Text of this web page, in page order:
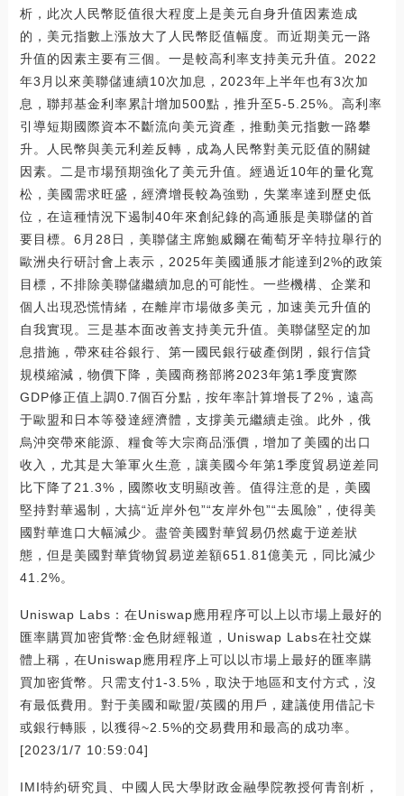
析，此次人民幣貶值很大程度上是美元自身升值因素造成
的，美元指數上漲放大了人民幣貶值幅度。而近期美元一路
升值的因素主要有三個。一是較高利率支持美元升值。2022
年3月以來美聯儲連續10次加息，2023年上半年也有3次加
息，聯邦基金利率累計增加500點，推升至5-5.25%。高利率
引導短期國際資本不斷流向美元資產，推動美元指數一路攀
升。人民幣與美元利差反轉，成為人民幣對美元貶值的關鍵
因素。二是市場預期強化了美元升值。經過近10年的量化寬
松，美國需求旺盛，經濟增長較為強勁，失業率達到歷史低
位，在這種情況下遏制40年來創紀錄的高通脹是美聯儲的首
要目標。6月28日，美聯儲主席鮑威爾在葡萄牙辛特拉舉行的
歐洲央行研討會上表示，2025年美國通脹才能達到2%的政策
目標，不排除美聯儲繼續加息的可能性。一些機構、企業和
個人出現恐慌情緒，在離岸市場做多美元，加速美元升值的
自我實現。三是基本面改善支持美元升值。美聯儲堅定的加
息措施，帶來硅谷銀行、第一國民銀行破產倒閉，銀行信貸
規模縮減，物價下降，美國商務部將2023年第1季度實際
GDP修正值上調0.7個百分點，按年率計算增長了2%，遠高
于歐盟和日本等發達經濟體，支撐美元繼續走強。此外，俄
烏沖突帶來能源、糧食等大宗商品漲價，增加了美國的出口
收入，尤其是大筆軍火生意，讓美國今年第1季度貿易逆差同
比下降了21.3%，國際收支明顯改善。值得注意的是，美國
堅持對華遏制，大搞“近岸外包”“友岸外包”“去風險”，使得美
國對華進口大幅減少。盡管美國對華貿易仍然處于逆差狀
態，但是美國對華貨物貿易逆差額651.81億美元，同比減少
41.2%。
Uniswap Labs：在Uniswap應用程序可以上以市場上最好的
匯率購買加密貨幣:金色財經報道，Uniswap Labs在社交媒
體上稱，在Uniswap應用程序上可以以市場上最好的匯率購
買加密貨幣。只需支付1-3.5%，取決于地區和支付方式，沒
有最低費用。對于美國和歐盟/英國的用戶，建議使用借記卡
或銀行轉賬，以獲得~2.5%的交易費用和最高的成功率。
[2023/1/7 10:59:04]
IMI特約研究員、中國人民大學財政金融學院教授何青剖析，